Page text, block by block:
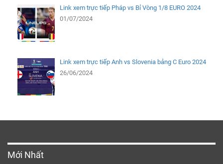
Link xem trực tiếp Pháp vs Bỉ Vòng 1/8 EURO 2024
01/07/2024
Link xem trực tiếp Anh vs Slovenia bảng C Euro 2024
26/06/2024
Mới Nhất